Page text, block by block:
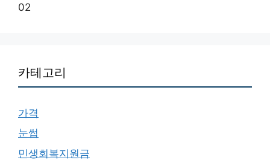
02
카테고리
가격
눈썹
민생회복지원금